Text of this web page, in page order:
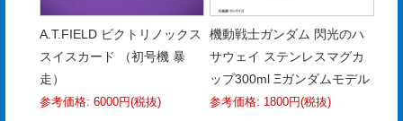
A.T.FIELD ビクトリノックス
スイスカード （初号機 暴
走）
参考価格: 6000円(税抜)
機動戦士ガンダム 閃光のハ
サウェイ ステンレスマグカ
ップ300ml Ξガンダムモデル
参考価格: 1800円(税抜)